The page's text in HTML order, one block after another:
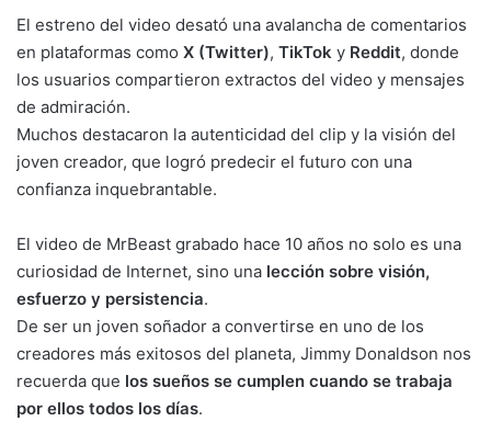
El estreno del video desató una avalancha de comentarios
en plataformas como X (Twitter), TikTok y Reddit, donde
los usuarios compartieron extractos del video y mensajes
de admiración.
Muchos destacaron la autenticidad del clip y la visión del
joven creador, que logró predecir el futuro con una
confianza inquebrantable.
El video de MrBeast grabado hace 10 años no solo es una
curiosidad de Internet, sino una lección sobre visión,
esfuerzo y persistencia.
De ser un joven soñador a convertirse en uno de los
creadores más exitosos del planeta, Jimmy Donaldson nos
recuerda que los sueños se cumplen cuando se trabaja
por ellos todos los días.